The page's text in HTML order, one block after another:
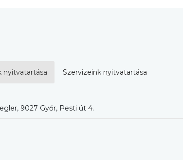
nyitvatartása Szervizeink nyitvatartása
9027 Győr, Pesti út 4.